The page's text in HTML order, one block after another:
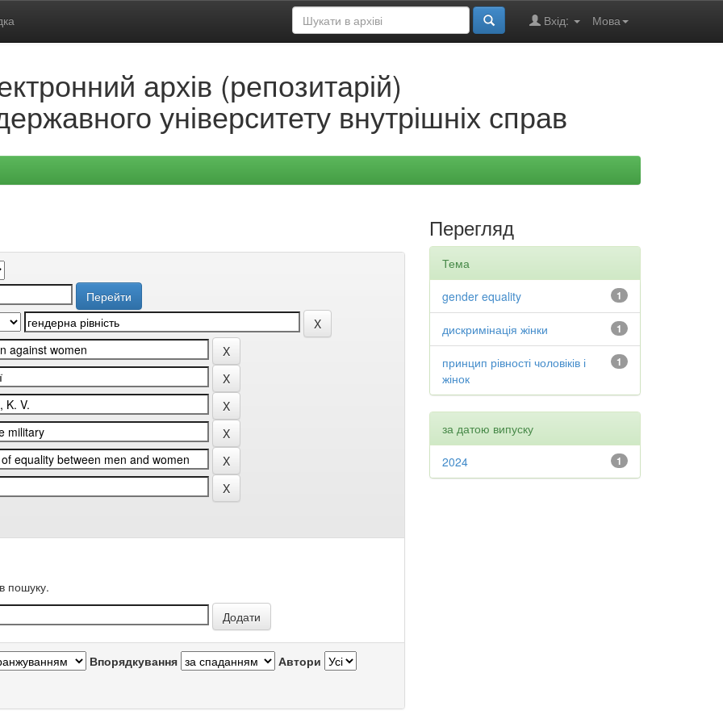
Мова
Вхід:
архів (репозитарій)
університету внутрішніх справ
пошуку.
Впорядкування Автори
Перегляд
Тема
1
gender equality
1
дискримінація жінки
1
принцип рівності чоловіків і
жінок
за датою випуску
1
2024